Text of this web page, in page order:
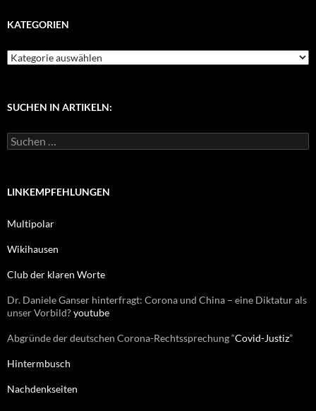
KATEGORIEN
K
g
r
SUCHEN IN ARTIKELN:
S
u
e
a
h
LINKEMPFEHLUNGEN
Multipolar
Wikihausen
Club der klaren Worte
Dr. Daniele Ganser hinterfragt: Corona und China – eine Diktatur als
unser Vorbild?youtube
Abgründe der deutschen Corona-Rechtssprechung “Covid-Justiz”
Hintermbusch
Nachdenkseiten